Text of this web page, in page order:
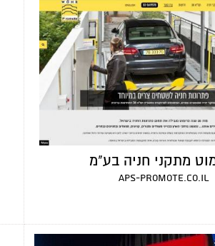
מתקני חניה בע"מ
aps-promote.co.il